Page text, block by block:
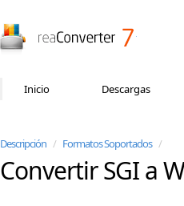
Inicio Descargas
Descripción / Formatos Soportados /
Convertir SGI a